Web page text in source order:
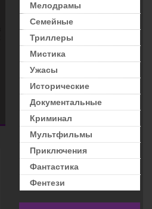
Мелодрамы
Семейные
Триллеры
Мистика
Ужасы
Исторические
Документальные
Криминал
Мультфильмы
Приключения
Фантастика
Фентези